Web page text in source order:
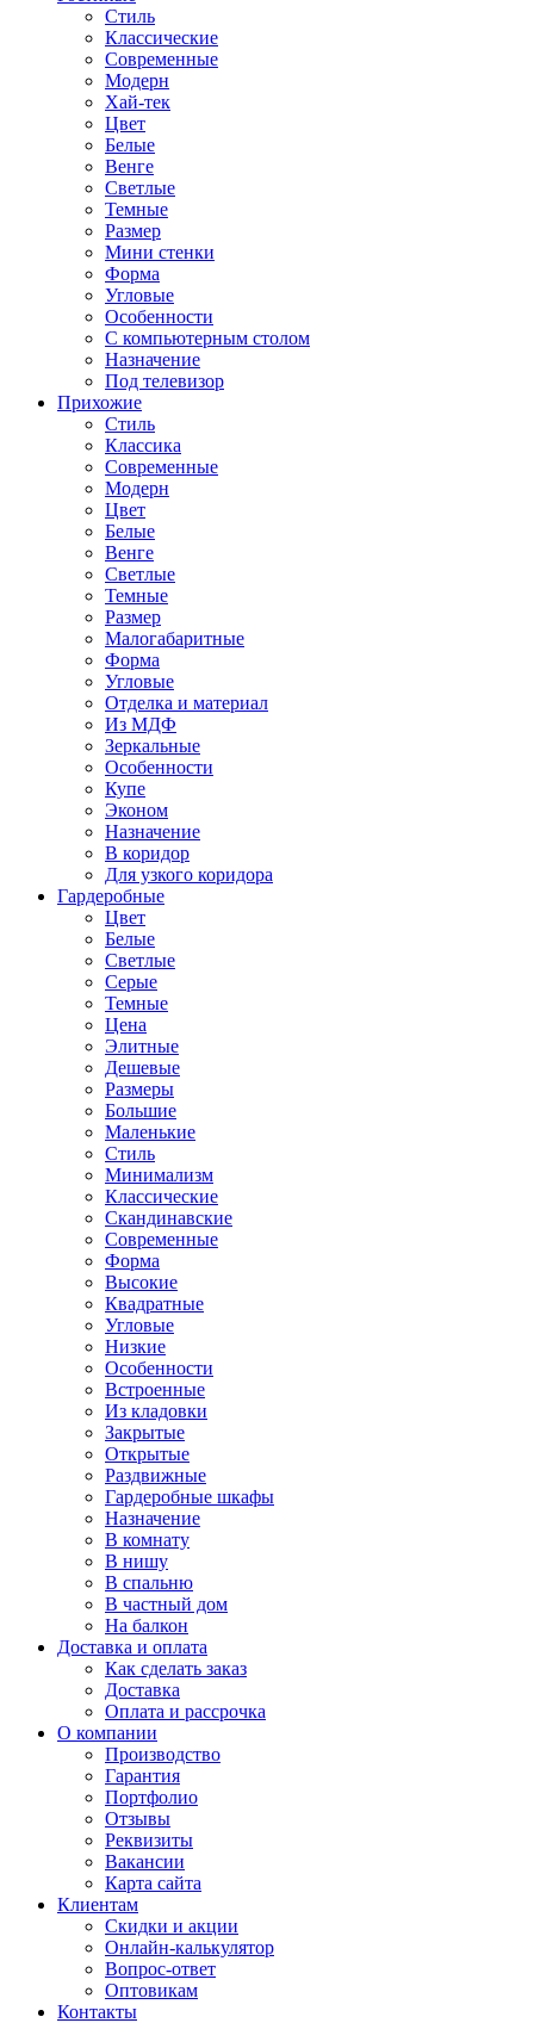
Стиль
Классические
Современные
Модерн
Хай-тек
Цвет
Белые
Венге
Светлые
Темные
Размер
Мини стенки
Форма
Угловые
Особенности
С компьютерным столом
Назначение
Под телевизор
Прихожие
Стиль
Классика
Современные
Модерн
Цвет
Белые
Венге
Светлые
Темные
Размер
Малогабаритные
Форма
Угловые
Отделка и материал
Из МДФ
Зеркальные
Особенности
Купе
Эконом
Назначение
В коридор
Для узкого коридора
Гардеробные
Цвет
Белые
Светлые
Серые
Темные
Цена
Элитные
Дешевые
Размеры
Большие
Маленькие
Стиль
Минимализм
Классические
Скандинавские
Современные
Форма
Высокие
Квадратные
Угловые
Низкие
Особенности
Встроенные
Из кладовки
Закрытые
Открытые
Раздвижные
Гардеробные шкафы
Назначение
В комнату
В нишу
В спальню
В частный дом
На балкон
Доставка и оплата
Как сделать заказ
Доставка
Оплата и рассрочка
О компании
Производство
Гарантия
Портфолио
Отзывы
Реквизиты
Вакансии
Карта сайта
Клиентам
Скидки и акции
Онлайн-калькулятор
Вопрос-ответ
Оптовикам
Контакты